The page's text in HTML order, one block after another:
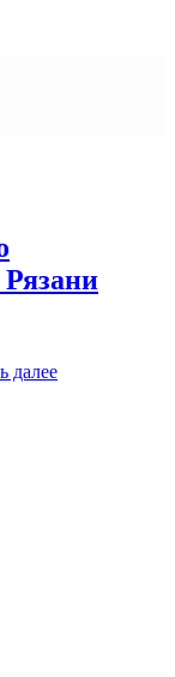
Рязани
далее